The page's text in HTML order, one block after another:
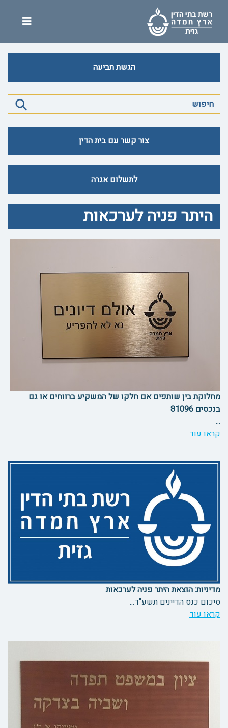
הגשת תביעה
צור קשר עם בית הדין
לתשלום אגרה
היתר פניה לערכאות
מחלוקת בין שותפים אם חלקו של המשקיע ברווחים או גם
בנכסים 81096
...
קראו עוד
מדיניות: הוצאת היתר פניה לערכאות
סיכום כנס הדיינים תשע"ד...
קראו עוד